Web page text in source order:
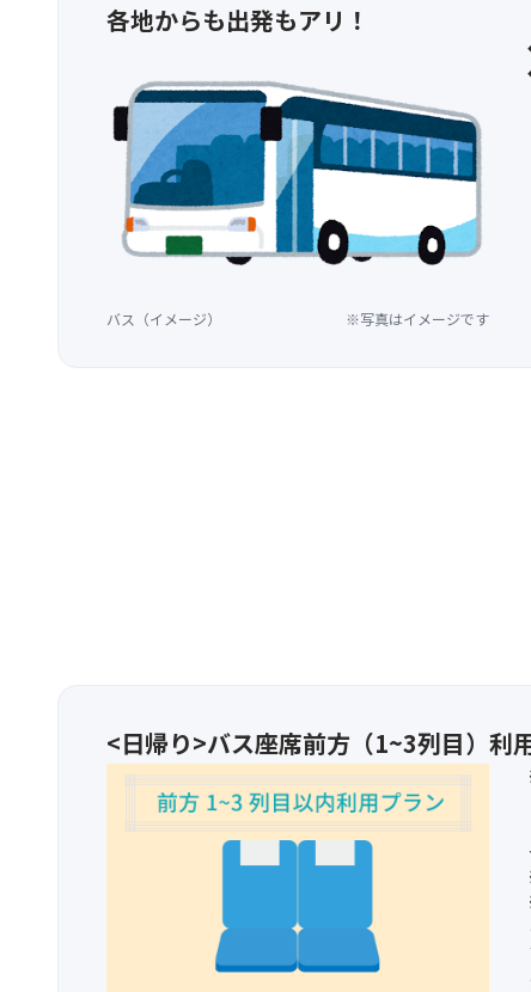
各地からも出発もアリ！
バス（イメージ） ※写真はイメージです
<日帰り>バス座席前方（1~3列目）利